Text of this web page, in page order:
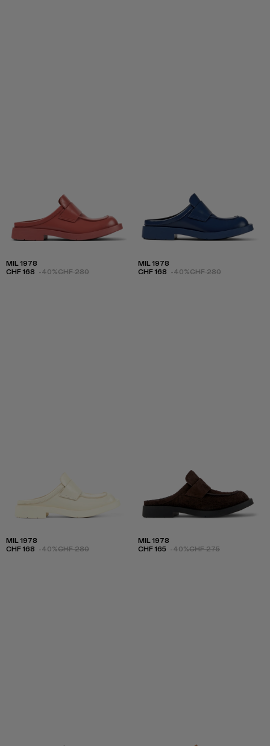
MIL 1978
CHF 168 -40%CHF 280
MIL 1978
CHF 168 -40%CHF 280
MIL 1978
CHF 168 -40%CHF 280
MIL 1978
CHF 165 -40%CHF 275